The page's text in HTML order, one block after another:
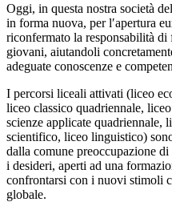
Oggi, in questa nostra società
in forma nuova, per l′apertura
riconfermato la responsabilità
giovani, aiutandoli
adeguate conoscenze e
I percorsi liceali attivati (liceo
liceo classico quadriennale,
scienze applicate quadriennale,
scientifico, liceo linguistico)
dalla comune preoccupazione
i desideri, aperti ad una
confrontarsi con i nuovi stimoli
globale.